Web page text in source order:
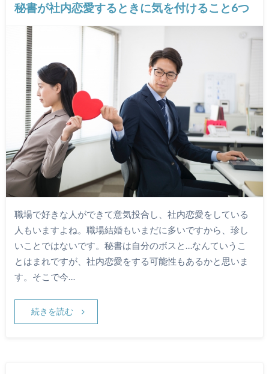
秘書が社内恋愛するときに気を付けること6つ
職場で好きな人ができて意気投合し、社内恋愛をしている
人もいますよね。職場結婚もいまだに多いですから、珍し
いことではないです。秘書は自分のボスと…なんていうこ
とはまれですが、社内恋愛をする可能性もあるかと思いま
す。そこで今…
続きを読む